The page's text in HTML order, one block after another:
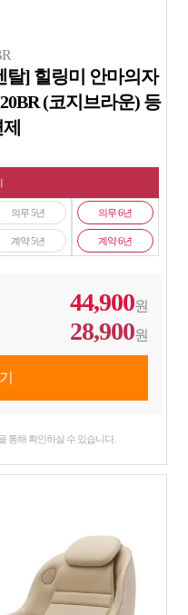
탈] 힐링미 안마의자
(코지브라운) 등
의무 5년
계약 5년
의무 6년
계약 6년
44,900원
28,900원
통해 확인하실 수 있습니다.